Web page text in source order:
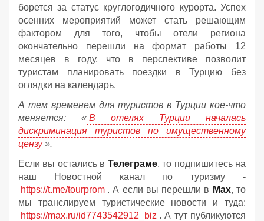
борется за статус круглогодичного курорта. Успех
осенних мероприятий может стать решающим
фактором для того, чтобы отели региона
окончательно перешли на формат работы 12
месяцев в году, что в перспективе позволит
туристам планировать поездки в Турцию без
оглядки на календарь.
А тем временем для туристов в Турции кое-что
меняется: « В отелях Турции началась
дискриминация туристов по имущественному
цензу ».
Если вы остались в Телеграме, то подпишитесь на
наш Новостной канал по туризму -
https://t.me/tourprom . А если вы перешли в Мах, то
мы транслируем туристические новости и туда:
https://max.ru/id7743542912_biz . А тут публикуются